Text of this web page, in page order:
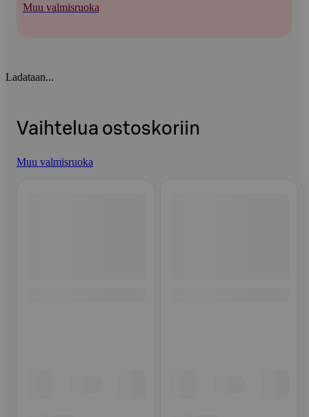
Muu valmisruoka
Ladataan...
Vaihtelua ostoskoriin
Muu valmisruoka